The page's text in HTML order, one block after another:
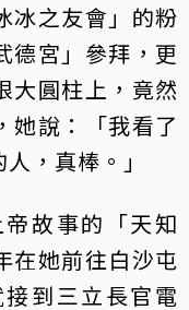
冰之友會」的粉
德宮」參拜，更
大圓柱上，竟然
她說：「我看了
，真棒。」
故事的「天知
在她前往白沙屯
到三立長官電